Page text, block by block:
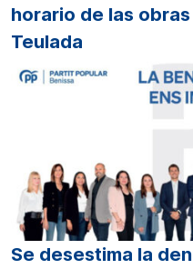
horario de las
Teulada
Se desestima la